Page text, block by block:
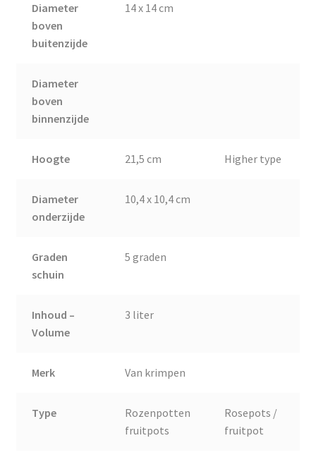
Diameter
boven
buitenzijde
14 x 14 cm
Diameter
boven
binnenzijde
Hoogte 21,5 cm Higher type
Diameter
onderzijde
10,4 x 10,4 cm
Graden
schuin
5 graden
Inhoud –
Volume
3 liter
Merk Van krimpen
Type
Rozenpotten
fruitpots
Rosepots /
fruitpot